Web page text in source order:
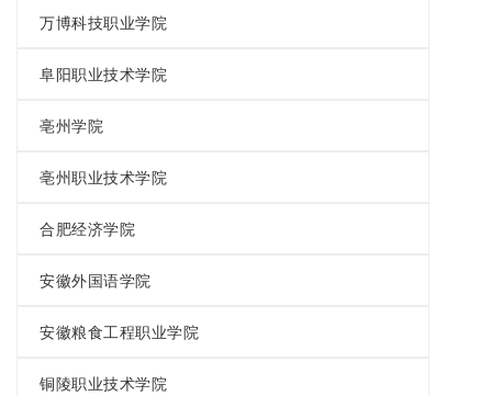
万博科技职业学院
阜阳职业技术学院
亳州学院
亳州职业技术学院
合肥经济学院
安徽外国语学院
安徽粮食工程职业学院
铜陵职业技术学院